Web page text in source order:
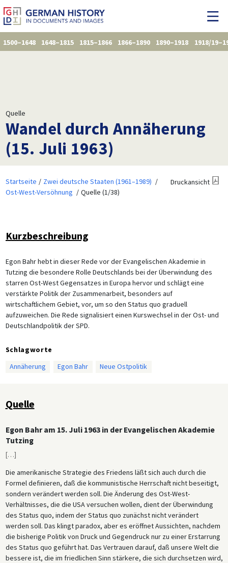
1500–1648 1648–1815 1815–1866 1866–1890 1890–1918 1918/
Quelle
Wandel durch Annäherung
(15. Juli 1963)
Startseite
Zwei deutsche Staaten (1961–1989)
Ost-West-Versöhnung
Quelle (1/38)
Druckansicht
Kurzbeschreibung
Egon Bahr hebt in dieser Rede vor der Evangelischen Akademie in
Tutzing die besondere Rolle Deutschlands bei der Überwindung des
starren Ost-West Gegensatzes in Europa hervor und schlägt eine
verstärkte Politik der Zusammenarbeit, besonders auf
wirtschaftlichem Gebiet, vor, um so den Status quo graduell
aufzuweichen. Die Rede signalisiert einen Kurswechsel in der Ost- und
Deutschlandpolitik der SPD.
Schlagworte
Annäherung
Egon Bahr Neue Ostpolitik
Quelle
Egon Bahr am 15. Juli 1963 in der Evangelischen Akademie
Tutzing
[…]
Die amerikanische Strategie des Friedens läßt sich auch durch die
Formel definieren, daß die kommunistische Herrschaft nicht beseitigt,
sondern verändert werden soll. Die Änderung des Ost-West-
Verhältnisses, die die USA versuchen wollen, dient der Überwindung
des Status quo, indem der Status quo zunächst nicht verändert
werden soll. Das klingt paradox, aber es eröffnet Aussichten, nachdem
die bisherige Politik von Druck und Gegendruck nur zu einer Erstarrung
des Status quo geführt hat. Das Vertrauen darauf, daß unsere Welt die
bessere ist, die im friedlichen Sinn stärkere, die sich durchsetzen wird,